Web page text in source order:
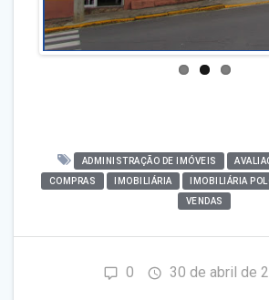
ADMINISTRAÇÃO DE IMÓVEIS
COMPRAS
IMOBILIÁRIA IMOBILIÁRIA
VENDAS
0 30 de abril de